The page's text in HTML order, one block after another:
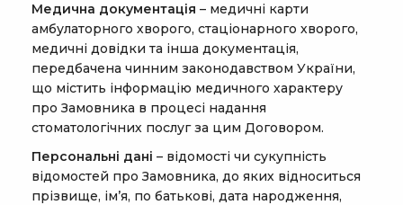
Медична документація – медичні карти
амбулаторного хворого, стаціонарного хворого,
медичні довідки та інша документація,
передбачена чинним законодавством України,
що містить інформацію медичного характеру
про Замовника в процесі надання
стоматологічних послуг за цим Договором.
Персональні дані – відомості чи сукупність
відомостей про Замовника, до яких відноситься
прізвище, ім’я, по батькові, дата народження,